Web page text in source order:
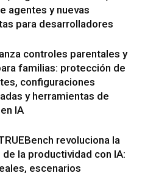
agentes y nuevas
para desarrolladores
controles parentales y
familias: protección de
configuraciones
y herramientas de
IA
revoluciona la
de la productividad con IA:
escenarios